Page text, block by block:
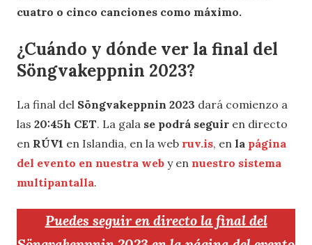
cuatro o cinco canciones como máximo.
¿Cuándo y dónde ver la final del
Söngvakeppnin 2023?
La final del Söngvakeppnin 2023 dará comienzo a
las 20:45h CET. La gala se podrá seguir en directo
en RÚV1 en Islandia, en la web ruv.is, en la página
del evento en nuestra web y en nuestro sistema
multipantalla.
Puedes seguir en directo la final del